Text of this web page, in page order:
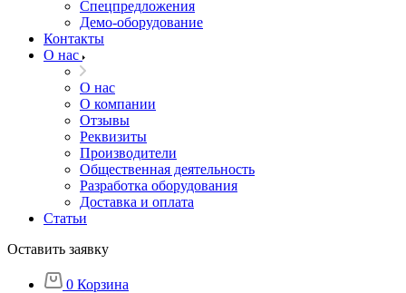
Спецпредложения
Демо-оборудование
Контакты
О нас
О нас
О компании
Отзывы
Реквизиты
Производители
Общественная деятельность
Разработка оборудования
Доставка и оплата
Статьи
Оставить заявку
0 Корзина